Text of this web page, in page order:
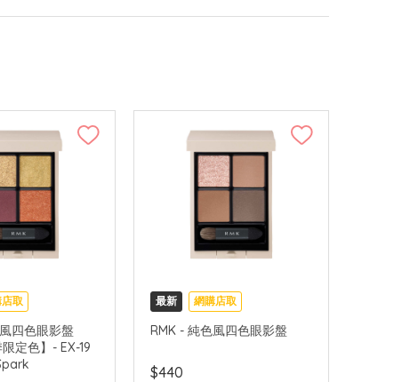
取
色
送
四色眼影盤
限定色】- EX-19
最新
網購店取
可中國內地配送
RMK - 純色風四色眼影盤
$440